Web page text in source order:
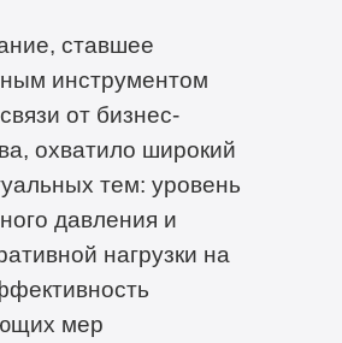
ставшее
инструментом
от бизнес-
охватило широкий
тем: уровень
давления и
нагрузки на
мер